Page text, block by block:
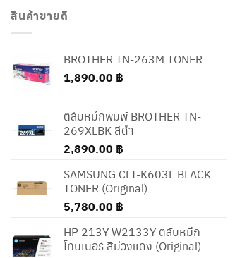
สินค้าขายดี
BROTHER TN-263M TONER
1,890.00 ฿
ตลับหมึกพิมพ์ BROTHER TN-
269XLBK สีดำ
2,890.00 ฿
SAMSUNG CLT-K603L BLACK
TONER (Original)
5,780.00 ฿
HP 213Y W2133Y ตลับหมึก
โทนเนอร์ สีม่วงแดง (Original)